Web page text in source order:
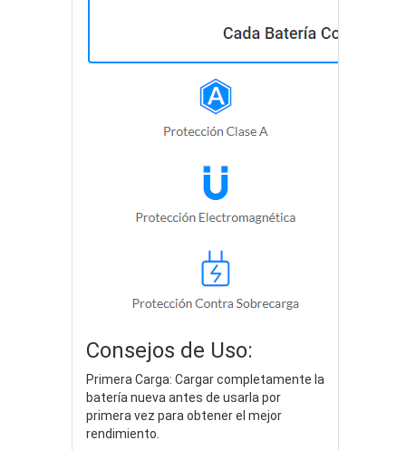
Consejos de Uso:
Primera Carga: Cargar completamente la
batería nueva antes de usarla por
primera vez para obtener el mejor
rendimiento.